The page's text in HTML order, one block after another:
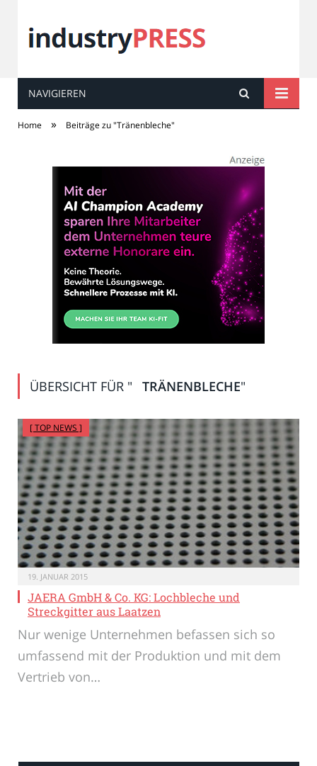
industryPRESS
NAVIGIEREN
Home » Beiträge zu "Tränenbleche"
ÜBERSICHT FÜR " TRÄNENBLECHE"
[ TOP NEWS ]
19. JANUAR 2015
JAERA GmbH & Co. KG: Lochbleche und
Streckgitter aus Laatzen
Nur wenige Unternehmen befassen sich so
umfassend mit der Produktion und mit dem
Vertrieb von…